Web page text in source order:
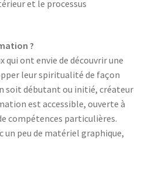
et le processus
?
qui ont envie de découvrir une
leur spiritualité de façon
soit débutant ou initié, créateur
est accessible, ouverte à
compétences particulières.
un peu de matériel graphique,